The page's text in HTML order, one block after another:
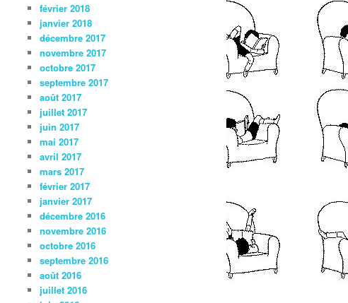
février 2018
janvier 2018
décembre 2017
novembre 2017
octobre 2017
septembre 2017
août 2017
juillet 2017
juin 2017
mai 2017
avril 2017
mars 2017
février 2017
janvier 2017
décembre 2016
novembre 2016
octobre 2016
septembre 2016
août 2016
juillet 2016